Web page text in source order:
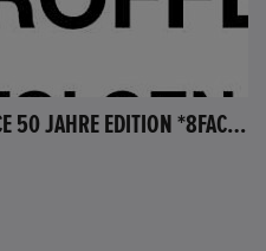
HONDA ACCORD 2.0 ELEGANCE 50 JAHRE EDITION *8FACH BEREIFT*